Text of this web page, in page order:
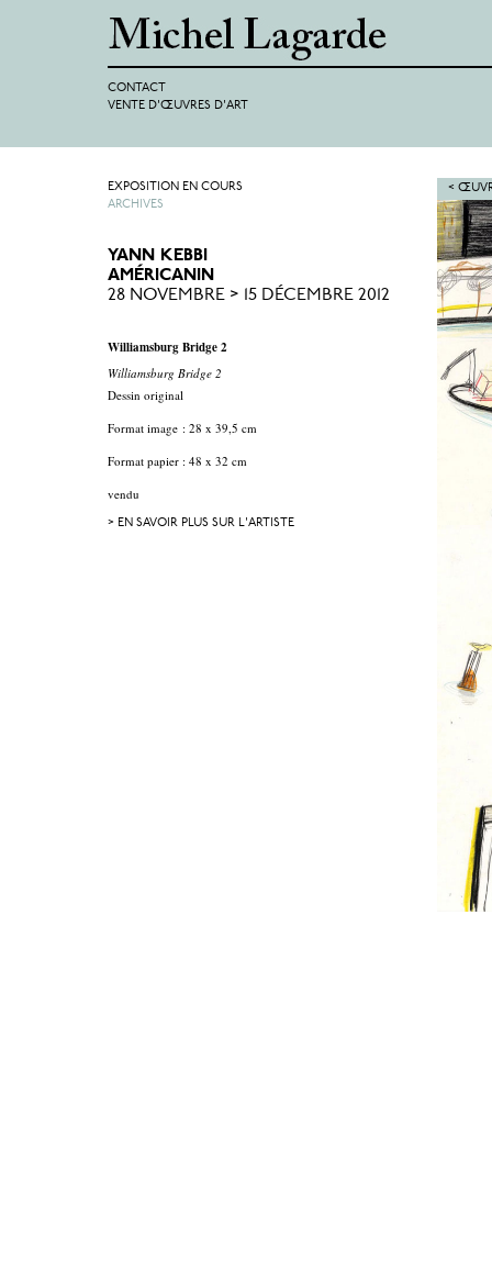
CONTACT
VENTE D'ŒUVRES D'ART
<
EXPOSITION EN COURS
ARCHIVES
YANN KEBBI
AMÉRICANIN
28 NOVEMBRE > 15 DÉCEMBRE 2012
Williamsburg Bridge 2
Williamsburg Bridge 2
Dessin original
Format image : 28 x 39,5 cm
Format papier : 48 x 32 cm
vendu
> EN SAVOIR PLUS SUR L'ARTISTE